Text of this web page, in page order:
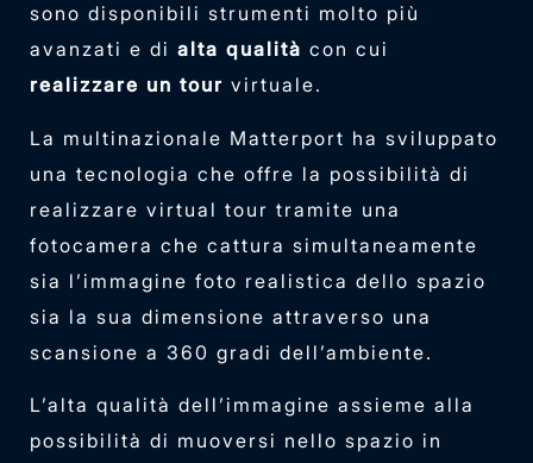
sono disponibili strumenti molto più
avanzati e di alta qualità con cui
realizzare un tour virtuale.
La multinazionale Matterport ha sviluppato
una tecnologia che offre la possibilità di
realizzare virtual tour tramite una
fotocamera che cattura simultaneamente
sia l’immagine foto realistica dello spazio
sia la sua dimensione attraverso una
scansione a 360 gradi dell’ambiente.
L’alta qualità dell’immagine assieme alla
possibilità di muoversi nello spazio in